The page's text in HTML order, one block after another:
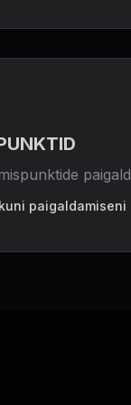
paigaldamiseni